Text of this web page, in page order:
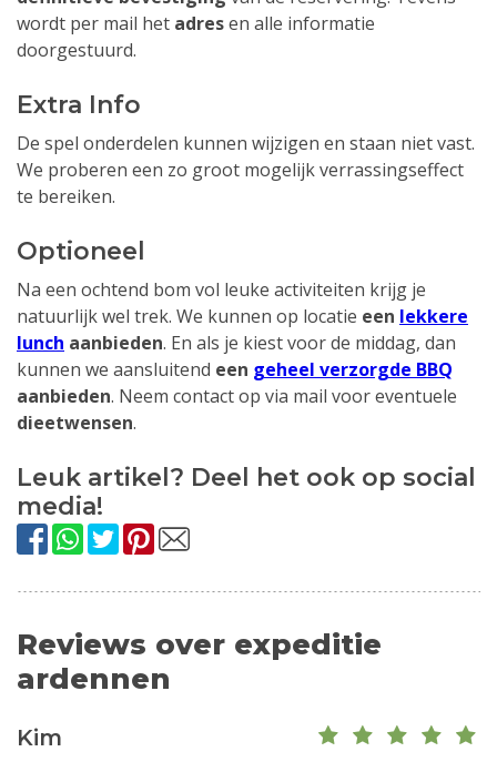
wordt per mail het adresen alle informatie
doorgestuurd.
Extra Info
De spel onderdelen kunnen wijzigen en staan niet vast.
We proberen een zo groot mogelijk verrassingseffect
te bereiken.
Optioneel
Na een ochtend bom vol leuke activiteiten krijg je
natuurlijk wel trek. We kunnen op locatie een lekkere
lunch aanbieden. En als je kiest voor de middag, dan
kunnen we aansluitend een geheel verzorgde BBQ
aanbieden. Neem contact op via mail voor eventuele
dieetwensen.
Leuk artikel? Deel het ook op social
media!
Reviews over expeditie
ardennen
Kim